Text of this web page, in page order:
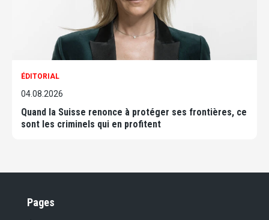
ÉDITORIAL
04.08.2026
Quand la Suisse renonce à protéger ses frontières, ce
sont les criminels qui en profitent
Pages